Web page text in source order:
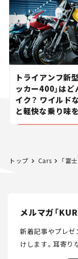
トライアンフ新
ッカー400」はど
イク？ ワイルド
と軽快な乗り味
た400ccフラッ
トップ Cars 「富士
メルマガ「
新着記事やプレゼ
けします。耳寄り